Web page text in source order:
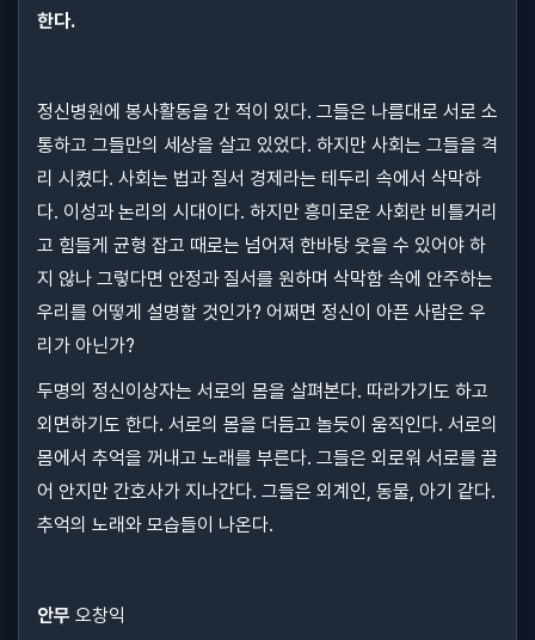
한다.
정신병원에 봉사활동을 간 적이 있다. 그들은 나름대로 서로 소
통하고 그들만의 세상을 살고 있었다. 하지만 사회는 그들을 격
리 시켰다. 사회는 법과 질서 경제라는 테두리 속에서 삭막하
다. 이성과 논리의 시대이다. 하지만 흥미로운 사회란 비틀거리
고 힘들게 균형 잡고 때로는 넘어져 한바탕 웃을 수 있어야 하
지 않나 그렇다면 안정과 질서를 원하며 삭막함 속에 안주하는
우리를 어떻게 설명할 것인가? 어쩌면 정신이 아픈 사람은 우
리가 아닌가?
두명의 정신이상자는 서로의 몸을 살펴본다. 따라가기도 하고
외면하기도 한다. 서로의 몸을 더듬고 놀듯이 움직인다. 서로의
몸에서 추억을 꺼내고 노래를 부른다. 그들은 외로워 서로를 끌
어 안지만 간호사가 지나간다. 그들은 외계인, 동물, 아기 같다.
추억의 노래와 모습들이 나온다.
안무 오창익